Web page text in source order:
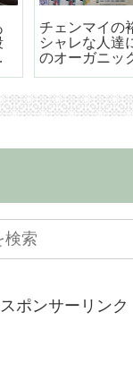
チェンマイ（
期滞在生活の
タイヤメント
スポンサーリンク